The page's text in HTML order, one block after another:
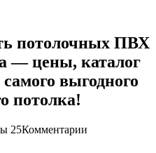
потолочных ПВХ
— цены, каталог
выгодного
потолка!
25Комментарии